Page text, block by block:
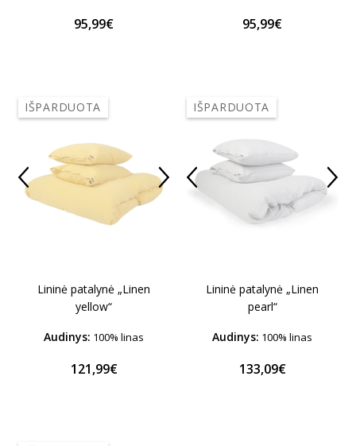
95,99€ 95,99€
IŠPARDUOTA
Lininė patalynė „Linen
yellow“
Audinys: 100% linas
121,99€
IŠPARDUOTA
Lininė patalynė „Linen
pearl“
Audinys: 100% linas
133,09€